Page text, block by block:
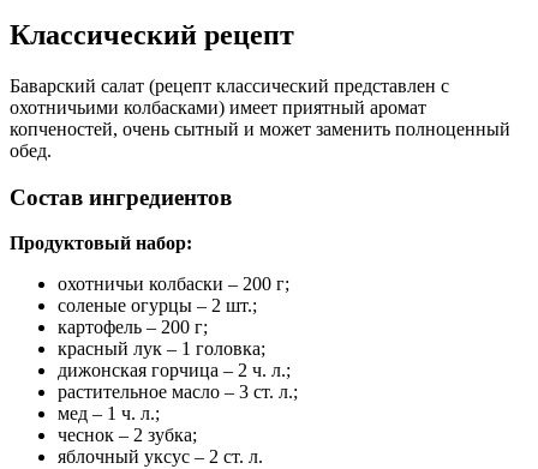
Классический рецепт
Баварский салат (рецепт классический представлен с
охотничьими колбасками) имеет приятный аромат
копченостей, очень сытный и может заменить полноценный
обед.
Состав ингредиентов
Продуктовый набор:
охотничьи колбаски – 200 г;
соленые огурцы – 2 шт.;
картофель – 200 г;
красный лук – 1 головка;
дижонская горчица – 2 ч. л.;
растительное масло – 3 ст. л.;
мед – 1 ч. л.;
чеснок – 2 зубка;
яблочный уксус – 2 ст. л.